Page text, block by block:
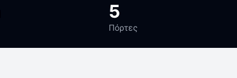
5
Πόρτες